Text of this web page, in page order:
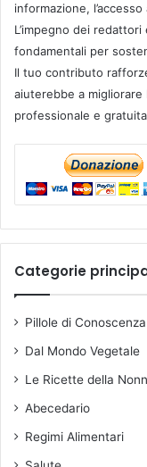
informazione,
L’impegno dei
fondamentali per
Il tuo contributo
aiuterebbe a
professionale e
Categorie
Pillole di Conoscenza
Dal Mondo Vegetale
Le Ricette della
Abecedario
Regimi Alimentari